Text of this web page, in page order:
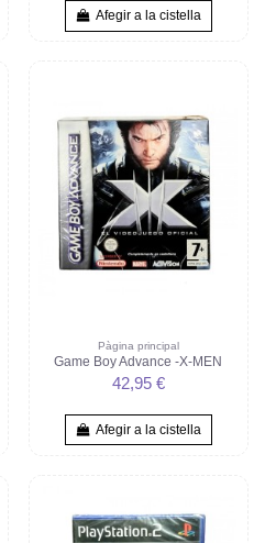
Afegir a la cistella
Pàgina principal
Game Boy Advance -X-MEN
42,95 €
Afegir a la cistella